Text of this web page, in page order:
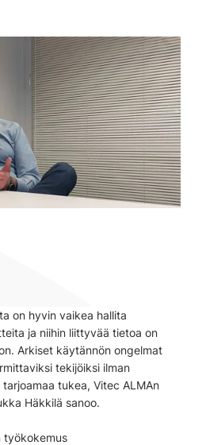
on hyvin vaikea hallita
ja niihin liittyvää tietoa on
Arkiset käytännön ongelmat
tekijöiksi ilman
tukea, Vitec ALMAn
Häkkilä sanoo.
työkokemus